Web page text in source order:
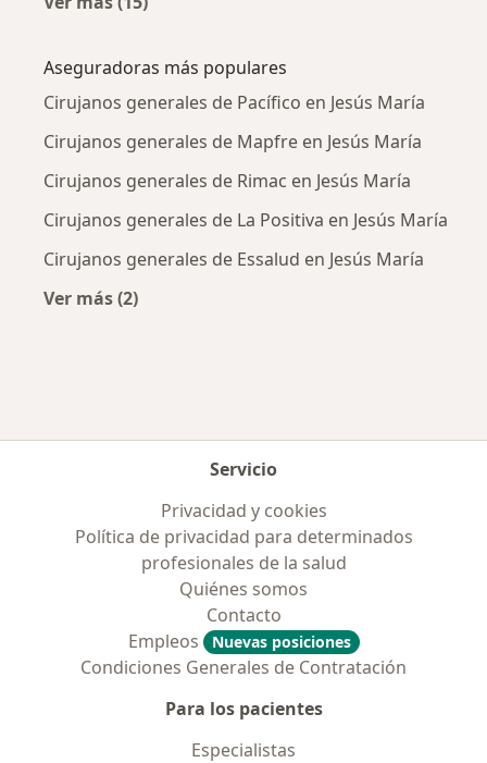
Aseguradoras más populares
Cirujanos generales de Pacífico en Jesús María
Cirujanos generales de Mapfre en Jesús María
Cirujanos generales de Rimac en Jesús María
Cirujanos generales de La Positiva en Jesús María
Cirujanos generales de Essalud en Jesús María
Ver más (2)
Servicio
Privacidad y cookies
Política de privacidad para determinados
profesionales de la salud
Quiénes somos
Contacto
Empleos
Nuevas posiciones
Condiciones Generales de Contratación
Para los pacientes
Especialistas